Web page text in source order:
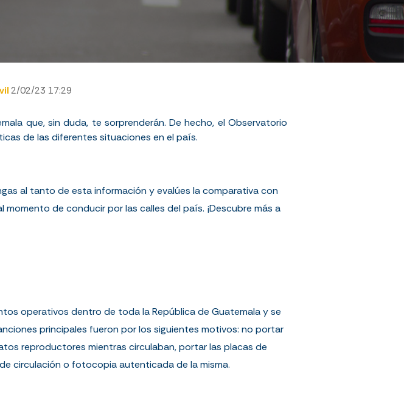
2/02/23 17:29
que, sin duda, te sorprenderán. De hecho, el Observatorio
de las diferentes situaciones en el país.
al tanto de esta información y evalúes la comparativa con
de conducir por las calles del país. ¡Descubre más a
operativos dentro de toda la República de Guatemala y se
principales fueron por los siguientes motivos: no portar
reproductores mientras circulaban, portar las placas de
circulación o fotocopia autenticada de la misma.